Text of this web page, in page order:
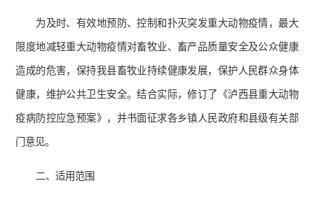
为及时、有效地预防、控制和扑灭突发重大动物疫情，最大
限度地减轻重大动物疫情对畜牧业、畜产品质量安全及公众健康
造成的危害，保持我县畜牧业持续健康发展，保护人民群众身体
健康，维护公共卫生安全。结合实际，修订了《泸西县重大动物
疫病防控应急预案》，并书面征求各乡镇人民政府和县级有关部
门意见。
二、适用范围